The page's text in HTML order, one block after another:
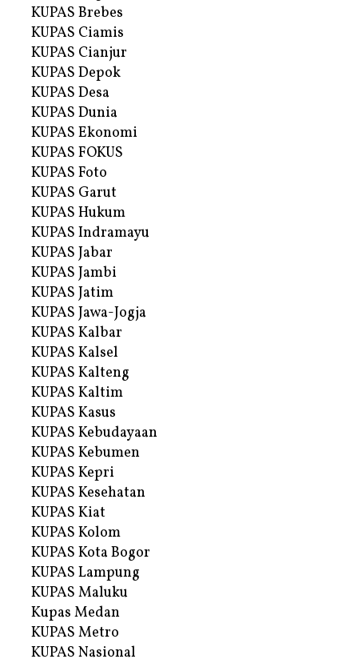
KUPAS Brebes
KUPAS Ciamis
KUPAS Cianjur
KUPAS Depok
KUPAS Desa
KUPAS Dunia
KUPAS Ekonomi
KUPAS FOKUS
KUPAS Foto
KUPAS Garut
KUPAS Hukum
KUPAS Indramayu
KUPAS Jabar
KUPAS Jambi
KUPAS Jatim
KUPAS Jawa-Jogja
KUPAS Kalbar
KUPAS Kalsel
KUPAS Kalteng
KUPAS Kaltim
KUPAS Kasus
KUPAS Kebudayaan
KUPAS Kebumen
KUPAS Kepri
KUPAS Kesehatan
KUPAS Kiat
KUPAS Kolom
KUPAS Kota Bogor
KUPAS Lampung
KUPAS Maluku
Kupas Medan
KUPAS Metro
KUPAS Nasional